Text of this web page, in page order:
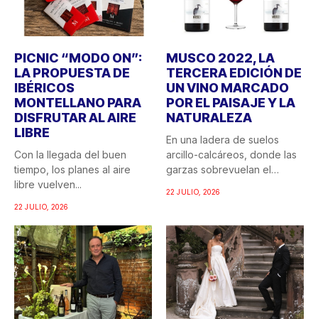
PICNIC “MODO ON”:
LA PROPUESTA DE
IBÉRICOS
MONTELLANO PARA
DISFRUTAR AL AIRE
LIBRE
Con la llegada del buen
tiempo, los planes al aire
libre vuelven...
22 JULIO, 2026
MUSCO 2022, LA
TERCERA EDICIÓN DE
UN VINO MARCADO
POR EL PAISAJE Y LA
NATURALEZA
En una ladera de suelos
arcillo-calcáreos, donde las
garzas sobrevuelan el
22 JULIO, 2026